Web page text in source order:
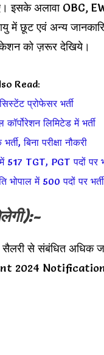
इसके अलावा OBC,
में छूट एवं अन्य
को ज़रूर देखिये।
Read:
प्रोफेसर भर्ती
लिमिटेड में भर्ती
बिना परीक्षा नौकरी
517 TGT, PGT पदों पर
भोपाल में 500 पदों पर भर्ती
सैलरी से संबंधित अधिक
2024